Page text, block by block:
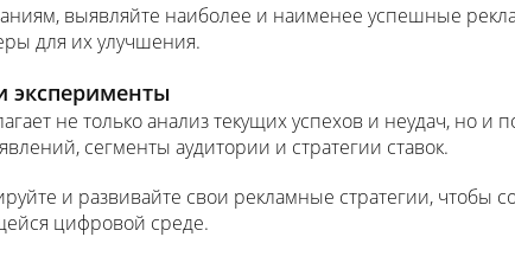
выявляйте наиболее и наименее успешные
для их улучшения.
эксперименты
не только анализ текущих успехов и неудач, но
сегменты аудитории и стратегии ставок.
и развивайте свои рекламные стратегии, чтобы
цифровой среде.